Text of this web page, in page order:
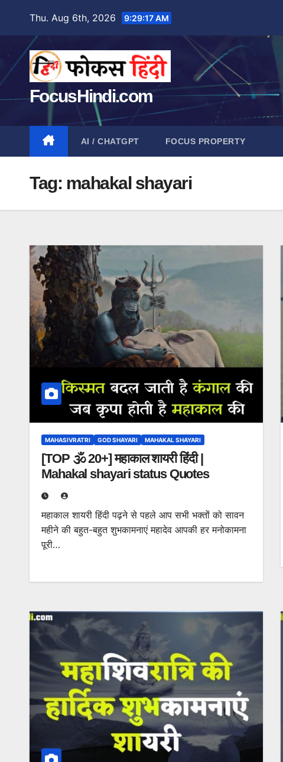
content
Thu. Aug 6th, 2026 9:29:18 AM
FocusHindi.com
AI / CHATGPT FOCUS PROPERTY
Tag: mahakal shayari
MAHASIVRATRI GOD SHAYARI MAHAKAL SHAYARI
[TOP 🕉️ 20+] महाकाल शायरी हिंदी |
Mahakal shayari status Quotes
महाकाल शायरी हिंदी पढ़ने से पहले आप सभी भक्तों को सावन
महीने की बहुत-बहुत शुभकामनाएं महादेव आपकी हर मनोकामना
पूरी…